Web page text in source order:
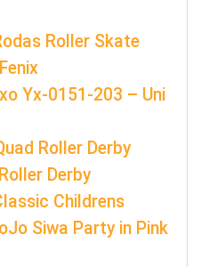
Roller Skate
Yx-0151-203 – Uni
Roller Derby
Derby
Childrens
Siwa Party in Pink